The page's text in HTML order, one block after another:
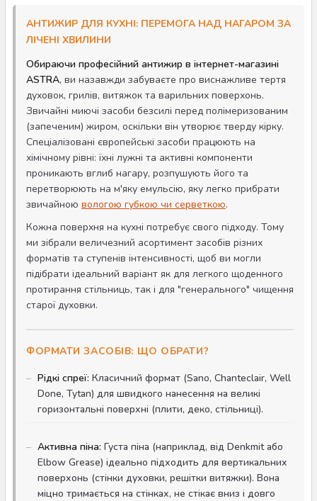
АНТИЖИР ДЛЯ КУХНІ: ПЕРЕМОГА НАД НАГАРОМ ЗА
ЛІЧЕНІ ХВИЛИНИ
Обираючи професійний антижир в інтернет-магазині
ASTRA, ви назавжди забуваєте про виснажливе тертя
духовок, грилів, витяжок та варильних поверхонь.
Звичайні миючі засоби безсилі перед полімеризованим
(запеченим) жиром, оскільки він утворює тверду кірку.
Спеціалізовані європейські засоби працюють на
хімічному рівні: їхні лужні та активні компоненти
проникають вглиб нагару, розпушують його та
перетворюють на м'яку емульсію, яку легко прибрати
звичайною вологою губкою чи серветкою.
Кожна поверхня на кухні потребує свого підходу. Тому
ми зібрали величезний асортимент засобів різних
форматів та ступенів інтенсивності, щоб ви могли
підібрати ідеальний варіант як для легкого щоденного
протирання стільниць, так і для "генерального" чищення
старої духовки.
ФОРМАТИ ЗАСОБІВ: ЩО ОБРАТИ?
Рідкі спреї: Класичний формат (Sano, Chanteclair, Well
Done, Tytan) для швидкого нанесення на великі
горизонтальні поверхні (плити, деко, стільниці).
Активна піна: Густа піна (наприклад, від Denkmit або
Elbow Grease) ідеально підходить для вертикальних
поверхонь (стінки духовки, решітки витяжки). Вона
міцно тримається на стінках, не стікає вниз і довго